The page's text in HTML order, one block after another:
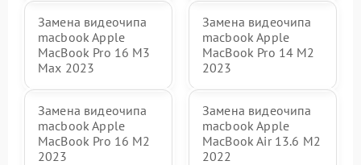
Замена видеочипа
macbook Apple
MacBook Pro 16 M3
Max 2023
Замена видеочипа
macbook Apple
MacBook Pro 14 M2
2023
Замена видеочипа
macbook Apple
MacBook Pro 16 M2
2023
Замена видеочипа
macbook Apple
MacBook Air 13.6 M2
2022